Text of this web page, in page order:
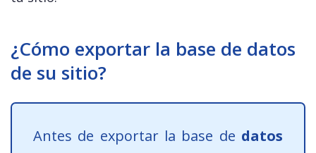
¿Cómo exportar la base de datos
de su sitio?
Antes de exportar la base de datos